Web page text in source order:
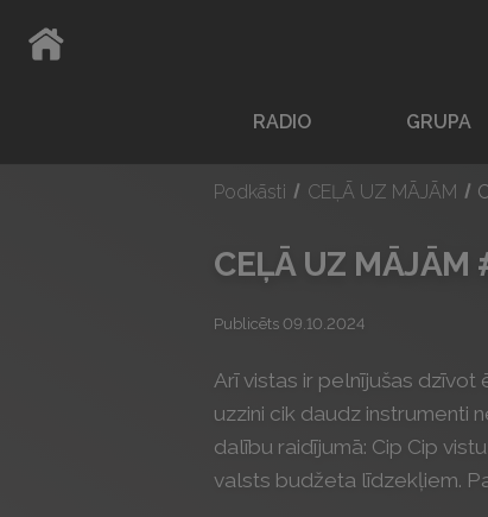
RADIO GRUPA
Podkāsti CEĻĀ UZ MĀJĀM
CEĻĀ UZ MĀJĀM
Publicēts 09.10.2024
Arī vistas ir pelnījušas dzīvot
uzzini cik daudz instrumenti
dalību raidījumā: Cip Cip
valsts budžeta līdzekļiem.